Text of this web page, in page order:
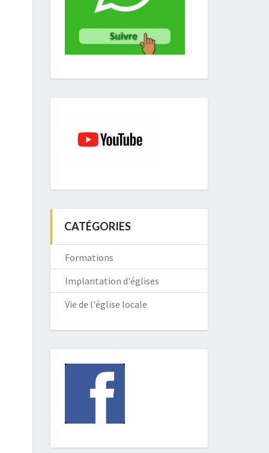
play
LOAD MORE
CATÉGORIES
Formations
Implantation d'églises
Vie de l'église locale